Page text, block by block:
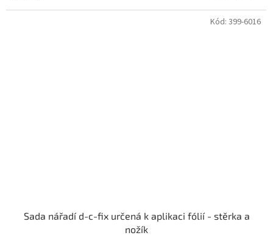
Sada nářadí d-c-fix určená k aplikaci fólií - stěrka a
nožík
Kód: 399-6016